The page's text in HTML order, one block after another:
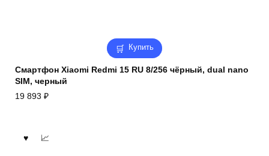
Купить
Смартфон Xiaomi Redmi 15 RU 8/256 чёрный, dual nano
SIM, черный
19 893 ₽